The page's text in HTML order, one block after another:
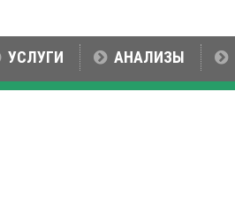
УСЛУГИ АНАЛИЗЫ